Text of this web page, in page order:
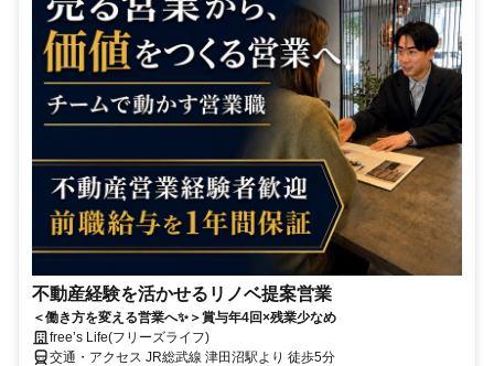
不動産経験を活かせるリノベ提案営業
＜働き方を変える営業へ✨＞賞与年4回×残業少なめ
free’s Life(フリーズライフ)
交通・アクセス JR総武線 津田沼駅より 徒歩5分